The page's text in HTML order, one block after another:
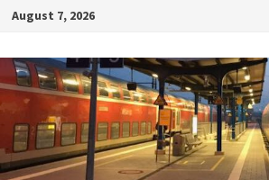
Zum
springen
August 7, 2026